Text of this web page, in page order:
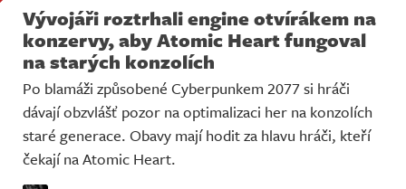
Vývojáři roztrhali engine otvírákem na
konzervy, aby Atomic Heart fungoval
na starých konzolích
Po blamáži způsobené Cyberpunkem 2077 si hráči
dávají obzvlášť pozor na optimalizaci her na konzolích
staré generace. Obavy mají hodit za hlavu hráči, kteří
čekají na Atomic Heart.